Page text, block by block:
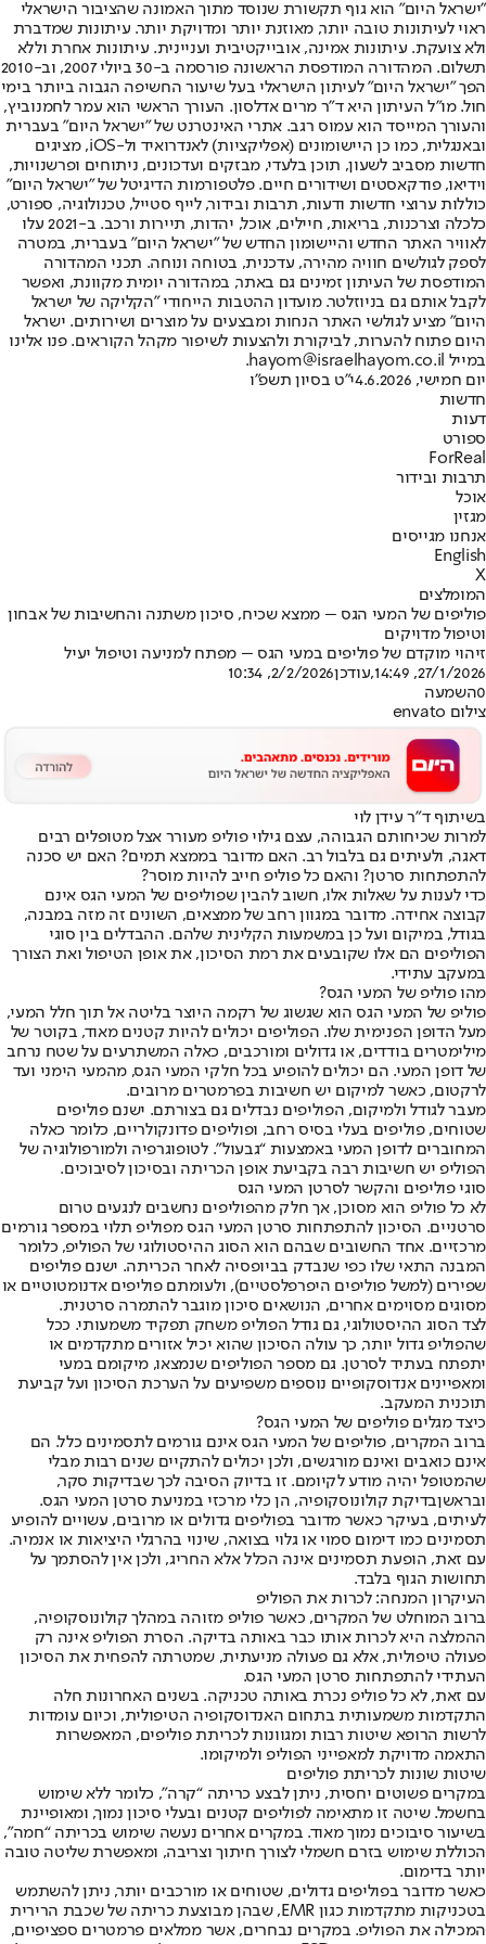
"ישראל היום" הוא גוף תקשורת שנוסד מתוך האמונה שהציבור הישראלי
ראוי לעיתונות טובה יותר, מאוזנת יותר ומדויקת יותר. עיתונות שמדברת
ולא צועקת. עיתונות אמינה, אובייקטיבית ועניינית. עיתונות אחרת וללא
תשלום. המהדורה המודפסת הראשונה פורסמה ב-30 ביולי 2007, וב-2010
הפך "ישראל היום" לעיתון הישראלי בעל שיעור החשיפה הגבוה ביותר בימי
חול. מו"ל העיתון היא ד"ר מרים אדלסון. העורך הראשי הוא עמר לחמנוביץ,
והעורך המייסד הוא עמוס רגב. אתרי האינטרנט של "ישראל היום" בעברית
ובאנגלית, כמו כן היישומונים (אפליקציות) לאנדרואיד ול-iOS, מציגים
חדשות מסביב לשעון, תוכן בלעדי, מבזקים ועדכונים, ניתוחים ופרשנויות,
וידיאו, פודקאסטים ושידורים חיים. פלטפורמות הדיגיטל של "ישראל היום"
כוללות ערוצי חדשות ודעות, תרבות ובידור, לייף סטייל, טכנולוגיה, ספורט,
כלכלה וצרכנות, בריאות, חיילים, אוכל, יהדות, תיירות ורכב. ב-2021 עלו
לאוויר האתר החדש והיישומון החדש של "ישראל היום" בעברית, במטרה
לספק לגולשים חוויה מהירה, עדכנית, בטוחה ונוחה. תכני המהדורה
המודפסת של העיתון זמינים גם באתר, במהדורה יומית מקוונת, ואפשר
לקבל אותם גם בניוזלטר. מועדון ההטבות הייחודי "הקליקה של ישראל
היום" מציע לגולשי האתר הנחות ומבצעים על מוצרים ושירותים. ישראל
היום פתוח להערות, לביקורת ולהצעות לשיפור מקהל הקוראים. פנו אלינו
במייל hayom@israelhayom.co.il.
יום חמישי, 4.6.2026
י"ט בסיון תשפ"ו
חדשות
דעות
ספורט
ForReal
תרבות ובידור
אוכל
מגזין
אנחנו מגייסים
English
X
המומלצים
פוליפים של המעי הגס – ממצא שכיח, סיכון משתנה והחשיבות של אבחון
וטיפול מדויקים
זיהוי מוקדם של פוליפים במעי הגס – מפתח למניעה וטיפול יעיל
27/1/2026, 14:49
,עודכן2/2/2026, 10:34
0השמעה
צילום envato
בשיתוף ד"ר עידן לוי
למרות שכיחותם הגבוהה, עצם גילוי פוליפ מעורר אצל מטופלים רבים
דאגה, ולעיתים גם בלבול רב. האם מדובר בממצא תמים? האם יש סכנה
להתפתחות סרטן? והאם כל פוליפ חייב להיות מוסר?
כדי לענות על שאלות אלו, חשוב להבין שפוליפים של המעי הגס אינם
קבוצה אחידה. מדובר במגוון רחב של ממצאים, השונים זה מזה במבנה,
בגודל, במיקום ועל כן במשמעות הקלינית שלהם. ההבדלים בין סוגי
הפוליפים הם אלו שקובעים את רמת הסיכון, את אופן הטיפול ואת הצורך
במעקב עתידי.
מהו פוליפ של המעי הגס?
פוליפ של המעי הגס הוא שגשוג של רקמה היוצר בליטה אל תוך חלל המעי,
מעל הדופן הפנימית שלו. הפוליפים יכולים להיות קטנים מאוד, בקוטר של
מילימטרים בודדים, או גדולים ומורכבים, כאלה המשתרעים על שטח נרחב
של דופן המעי. הם יכולים להופיע בכל חלקי המעי הגס, מהמעי הימני ועד
לרקטום, כאשר למיקום יש חשיבות בפרמטרים מרובים.
מעבר לגודל ולמיקום, הפוליפים נבדלים גם בצורתם. ישנם פוליפים
שטוחים, פוליפים בעלי בסיס רחב, ופוליפים פדונקולריים, כלומר כאלה
המחוברים לדופן המעי באמצעות “גבעול”. לטופוגרפיה ולמורפולוגיה של
הפוליפ יש חשיבות רבה בקביעת אופן הכריתה ובסיכון לסיבוכים.
סוגי פוליפים והקשר לסרטן המעי הגס
לא כל פוליפ הוא מסוכן, אך חלק מהפוליפים נחשבים לנגעים טרום
סרטניים. הסיכון להתפתחות סרטן המעי הגס מפוליפ תלוי במספר גורמים
מרכזיים. אחד החשובים שבהם הוא הסוג ההיסטולוגי של הפוליפ, כלומר
המבנה התאי שלו כפי שנבדק בביופסיה לאחר הכריתה. ישנם פוליפים
שפירים (למשל פוליפים היפרפלסטיים), ולעומתם פוליפים אדנומטוטיים או
מסוגים מסוימים אחרים, הנושאים סיכון מוגבר להתמרה סרטנית.
לצד הסוג ההיסטולוגי, גם גודל הפוליפ משחק תפקיד משמעותי. ככל
שהפוליפ גדול יותר, כך עולה הסיכון שהוא יכיל אזורים מתקדמים או
יתפתח בעתיד לסרטן. גם מספר הפוליפים שנמצאו, מיקומם במעי
ומאפיינים אנדוסקופיים נוספים משפיעים על הערכת הסיכון ועל קביעת
תוכנית המעקב.
כיצד מגלים פוליפים של המעי הגס?
ברוב המקרים, פוליפים של המעי הגס אינם גורמים לתסמינים כלל. הם
אינם כואבים ואינם מורגשים, ולכן יכולים להתקיים שנים רבות מבלי
שהמטופל יהיה מודע לקיומם. זו בדיוק הסיבה לכך שבדיקות סקר,
ובראשןבדיקת קולונוסקופיה, הן כלי מרכזי במניעת סרטן המעי הגס.
לעיתים, בעיקר כאשר מדובר בפוליפים גדולים או מרובים, עשויים להופיע
תסמינים כמו דימום סמוי או גלוי בצואה, שינוי בהרגלי היציאות או אנמיה.
עם זאת, הופעת תסמינים אינה הכלל אלא החריג, ולכן אין להסתמך על
תחושות הגוף בלבד.
העיקרון המנחה: לכרות את הפוליפ
ברוב המוחלט של המקרים, כאשר פוליפ מזוהה במהלך קולונוסקופיה,
ההמלצה היא לכרות אותו כבר באותה בדיקה. הסרת הפוליפ אינה רק
פעולה טיפולית, אלא גם פעולה מניעתית, שמטרתה להפחית את הסיכון
העתידי להתפתחות סרטן המעי הגס.
עם זאת, לא כל פוליפ נכרת באותה טכניקה. בשנים האחרונות חלה
התקדמות משמעותית בתחום האנדוסקופיה הטיפולית, וכיום עומדות
לרשות הרופא שיטות רבות ומגוונות לכריתת פוליפים, המאפשרות
התאמה מדויקת למאפייני הפוליפ ולמיקומו.
שיטות שונות לכריתת פוליפים
במקרים פשוטים יחסית, ניתן לבצע כריתה “קרה”, כלומר ללא שימוש
בחשמל. שיטה זו מתאימה לפוליפים קטנים ובעלי סיכון נמוך, ומאופיינת
בשיעור סיבוכים נמוך מאוד. במקרים אחרים נעשה שימוש בכריתה “חמה”,
הכוללת שימוש בזרם חשמלי לצורך חיתוך וצריבה, ומאפשרת שליטה טובה
יותר בדימום.
כאשר מדובר בפוליפים גדולים, שטוחים או מורכבים יותר, ניתן להשתמש
בטכניקות מתקדמות כגון EMR, שבהן מבוצעת כריתה של שכבת הרירית
המכילה את הפוליפ. במקרים נבחרים, אשר ממלאים פרמטרים ספציפיים,